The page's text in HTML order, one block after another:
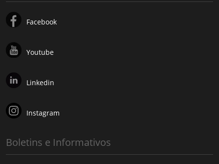
Facebook
Youtube
Linkedin
Instagram
Boletins e Informativos